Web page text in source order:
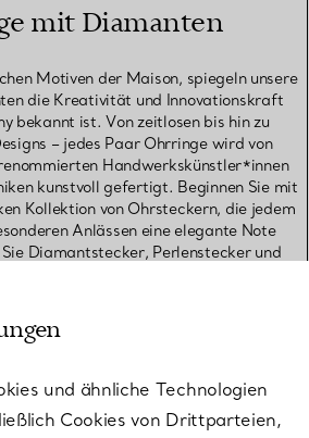
mit Diamanten
Motiven der Maison, spiegeln unsere
die Kreativität und Innovationskraft
bekannt ist. Von zeitlosen bis hin zu
– jedes Paar Ohrringe wird von
Handwerkskünstler*innen
kunstvoll gefertigt. Beginnen Sie mit
Kollektion von Ohrsteckern, die jedem
Anlässen eine elegante Note
Diamantstecker, Perlenstecker und
unsere Ohrhänger und Statement-
Formen, wie sie nur bei Tiffany zu
zu skulpturalen Wellen und modernen
Unsere vielfältige Kollektion von
verspielte und elegante Designs –
und ähnliche Technologien
Cookies von Drittparteien,